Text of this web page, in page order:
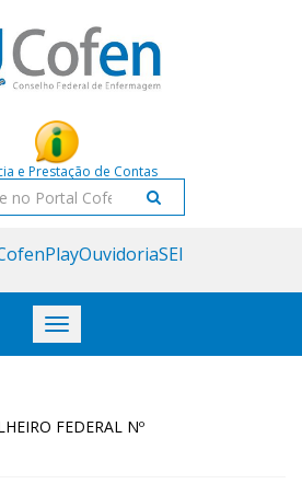
e Prestação de Contas
OuvidoriaSEI
Toggle
navigation
FEDERAL Nº